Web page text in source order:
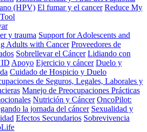
(HPV) El fumar y el cancer Reduce My
y trauma Support for Adolescents and
Adults with Cancer Proveedores de
Sobrellevar el Cáncer Lidiando con
Apoyo Ejercicio y cáncer Duelo y
Cuidado de Hospicio y Duelo
de Seguros, Legales, Laborales y
Manejo de Preocupaciones Prácticas
Nutrición y Cáncer OncoPilot:
la jornada del cáncer Sexualidad y
Efectos Secundarios Sobrevivencia